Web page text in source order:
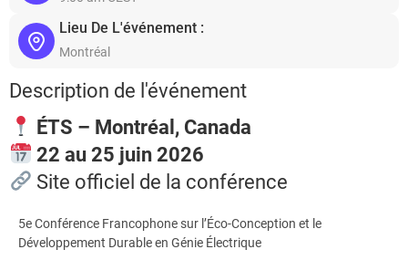
Lieu De L'événement :
Montréal
Description de l'événement
ÉTS – Montréal, Canada
22 au 25 juin 2026
Site officiel de la conférence
5e Conférence Francophone sur l’Éco-Conception et le
Développement Durable en Génie Électrique